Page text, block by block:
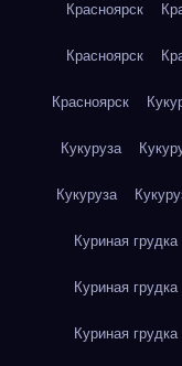
Красноярск
Красноярск
Красноярск
Кукуруза
Кукуруза
Куриная грудка
Куриная грудка
Куриная грудка